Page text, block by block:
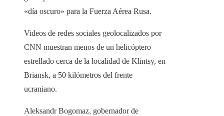
«día oscuro» para la Fuerza Aérea Rusa.
Videos de redes sociales geolocalizados por
CNN muestran menos de un helicóptero
estrellado cerca de la localidad de Klintsy, en
Briansk, a 50 kilómetros del frente
ucraniano.
Aleksandr Bogomaz, gobernador de